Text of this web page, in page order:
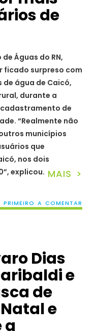
de
Águas do RN,
ficado surpreso com
água de Caicó,
durante a
de
“Realmente não
municípios
que
nos dois
explicou. MAIS >
PRIMEIRO A COMENTAR
Dias
e
de
e
a